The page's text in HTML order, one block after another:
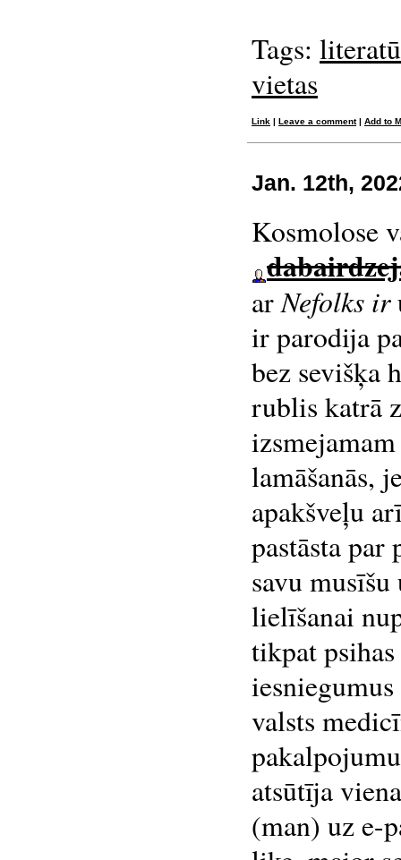
Tags:
vietas
Link | Leave a comment| Add to
Jan. 12th,
Kosmolose
arNefolks ir
ir parodija
bez sevišķa
rublis katrā
lamāšanās,
apakšveļu
pastāsta
savu
lielīšanai
tikpat
valsts
atsūtīja
(man) uz e-